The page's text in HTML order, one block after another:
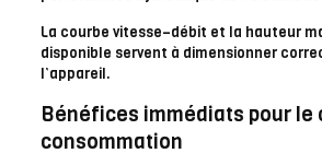
La courbe vitesse–débit et la hauteur
disponible servent à dimensionner
l’appareil.
Bénéfices immédiats pour le
consommation